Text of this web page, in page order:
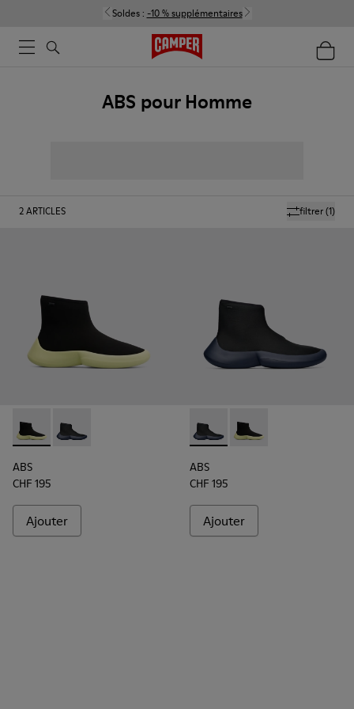
Soldes : -10 % supplémentaires
ABS pour Homme
filtrer(1)
2ARTICLES
ABS - K300260-003 - Black
ABS - K300260-006 - Baskets montantes noires
ABS
CHF 195
Ajouter
ABS - K300260-006 -
ABS - K300260-003
ABS
CHF 195
Ajouter